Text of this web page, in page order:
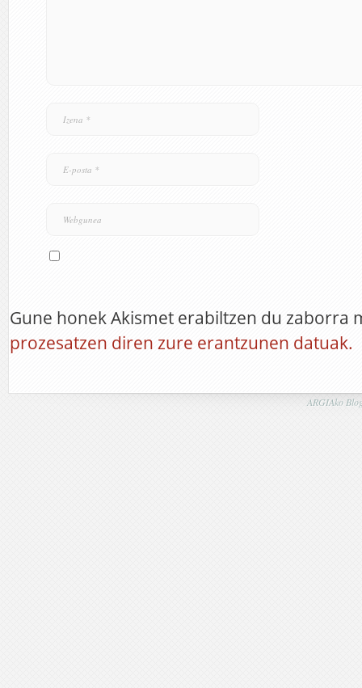
Gune honek Akismet erabiltzen du zaborra
prozesatzen diren zure erantzunen datuak.
ARGIAko